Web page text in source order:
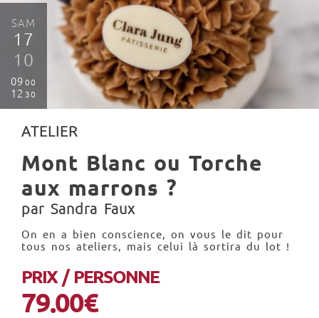
SAM
17
10
09 00
12 30
ATELIER
Mont Blanc ou Torche
aux marrons ?
par Sandra Faux
On en a bien conscience, on vous le dit pour
tous nos ateliers, mais celui là sortira du lot !
PRIX / PERSONNE
79.00€